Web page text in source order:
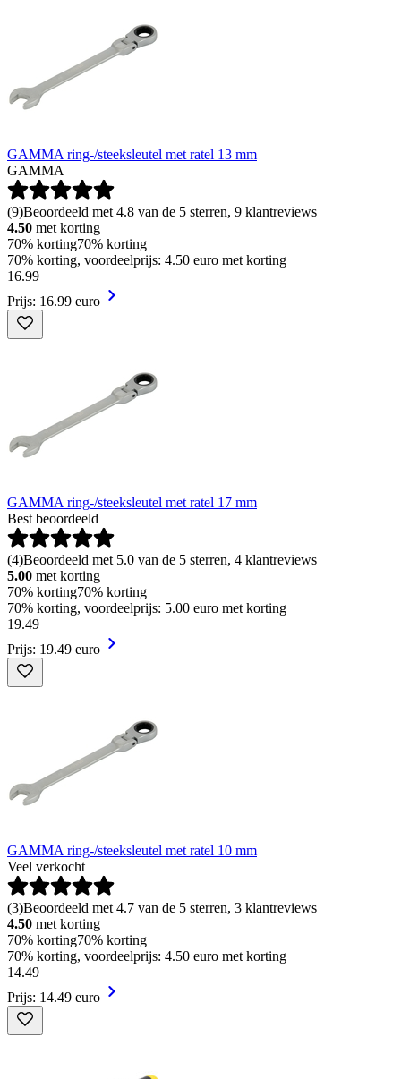
GAMMA ring-/steeksleutel met ratel 13 mm
GAMMA
(9)Beoordeeld met 4.8 van de 5 sterren, 9 klantreviews
4.50 met korting
70% korting70% korting
70% korting, voordeelprijs: 4.50 euro met korting
16.99
Prijs: 16.99 euro
GAMMA ring-/steeksleutel met ratel 17 mm
Best beoordeeld
(4)Beoordeeld met 5.0 van de 5 sterren, 4 klantreviews
5.00 met korting
70% korting70% korting
70% korting, voordeelprijs: 5.00 euro met korting
19.49
Prijs: 19.49 euro
GAMMA ring-/steeksleutel met ratel 10 mm
Veel verkocht
(3)Beoordeeld met 4.7 van de 5 sterren, 3 klantreviews
4.50 met korting
70% korting70% korting
70% korting, voordeelprijs: 4.50 euro met korting
14.49
Prijs: 14.49 euro